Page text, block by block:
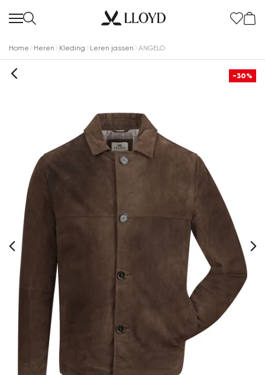
Home Heren Kleding Leren jassen ANGELO
-30%